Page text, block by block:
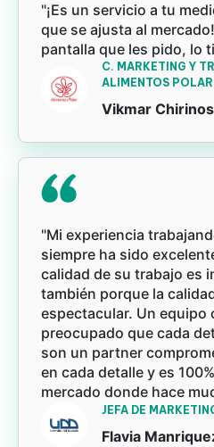
"¡Es un servicio a tu
que se ajusta al
pantalla que les pido, lo
C. MARKETING Y
ALIMENTOS POLAR
Vikmar Chirinos
"Mi experiencia
siempre ha sido
calidad de su trabajo es
también porque la
espectacular. Un equipo
preocupado que cada
son un partner
en cada detalle y es
mercado donde hace
JEFA DE
Flavia